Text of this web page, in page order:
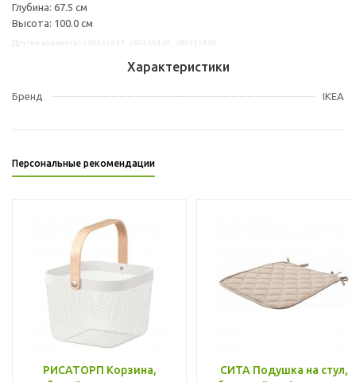
Глубина: 67.5 см
Высота: 100.0 см
Характеристики
Бренд IKEA
Персональные рекомендации
РИСАТОРП Корзина,
СИТА Подушка на стул,